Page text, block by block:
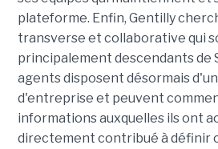
plateforme. Enfin, Gentilly
transverse et collaborative qui
principalement descendants de
agents disposent désormais
d'entreprise et peuvent
informations auxquelles ils ont
directement contribué à définir